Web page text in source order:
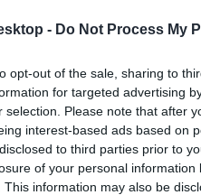
- Do Not Process My
opt-out of the sale, sharing to
for targeted advertising
selection. Please note that after
interest-based ads based on
to third parties prior to
of your personal information
This information may also be
akár 3100-3200 forintos